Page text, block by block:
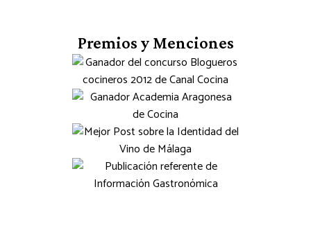
Premios y Menciones